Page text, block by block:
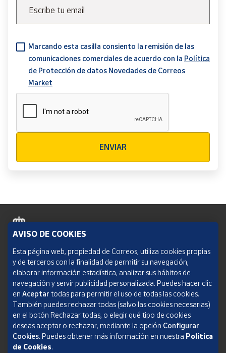
Escribe tu email
Marcando esta casilla consiento la remisión de las
comunicaciones comerciales de acuerdo con la Política
de Protección de datos Novedades de Correos
Market
ENVIAR
Política de cookies
Aviso legal
Condiciones del servicio
Política de Privacidad Web
Informe de transparencia
SOCIEDAD ESTATAL CORREOS Y TELÉGRAFOS, S.A., S.M.E. Todos los derechos
AVISO DE COOKIES
Esta página web, propiedad de Correos, utiliza cookies propias
y de terceros con la finalidad de permitir su navegación,
elaborar información estadística, analizar sus hábitos de
navegación y servir publicidad personalizada. Puedes hacer clic
en Aceptar todas para permitir el uso de todas las cookies.
También puedes rechazar todas (salvo las cookies necesarias)
en el botón Rechazar todas, o elegir qué tipo de cookies
deseas aceptar o rechazar, mediante la opción Configurar
Cookies.Puedes obtener más información en nuestra Política
de Cookies.